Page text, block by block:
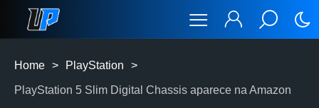
Home > PlayStation >
PlayStation 5 Slim Digital Chassis aparece na Amazon